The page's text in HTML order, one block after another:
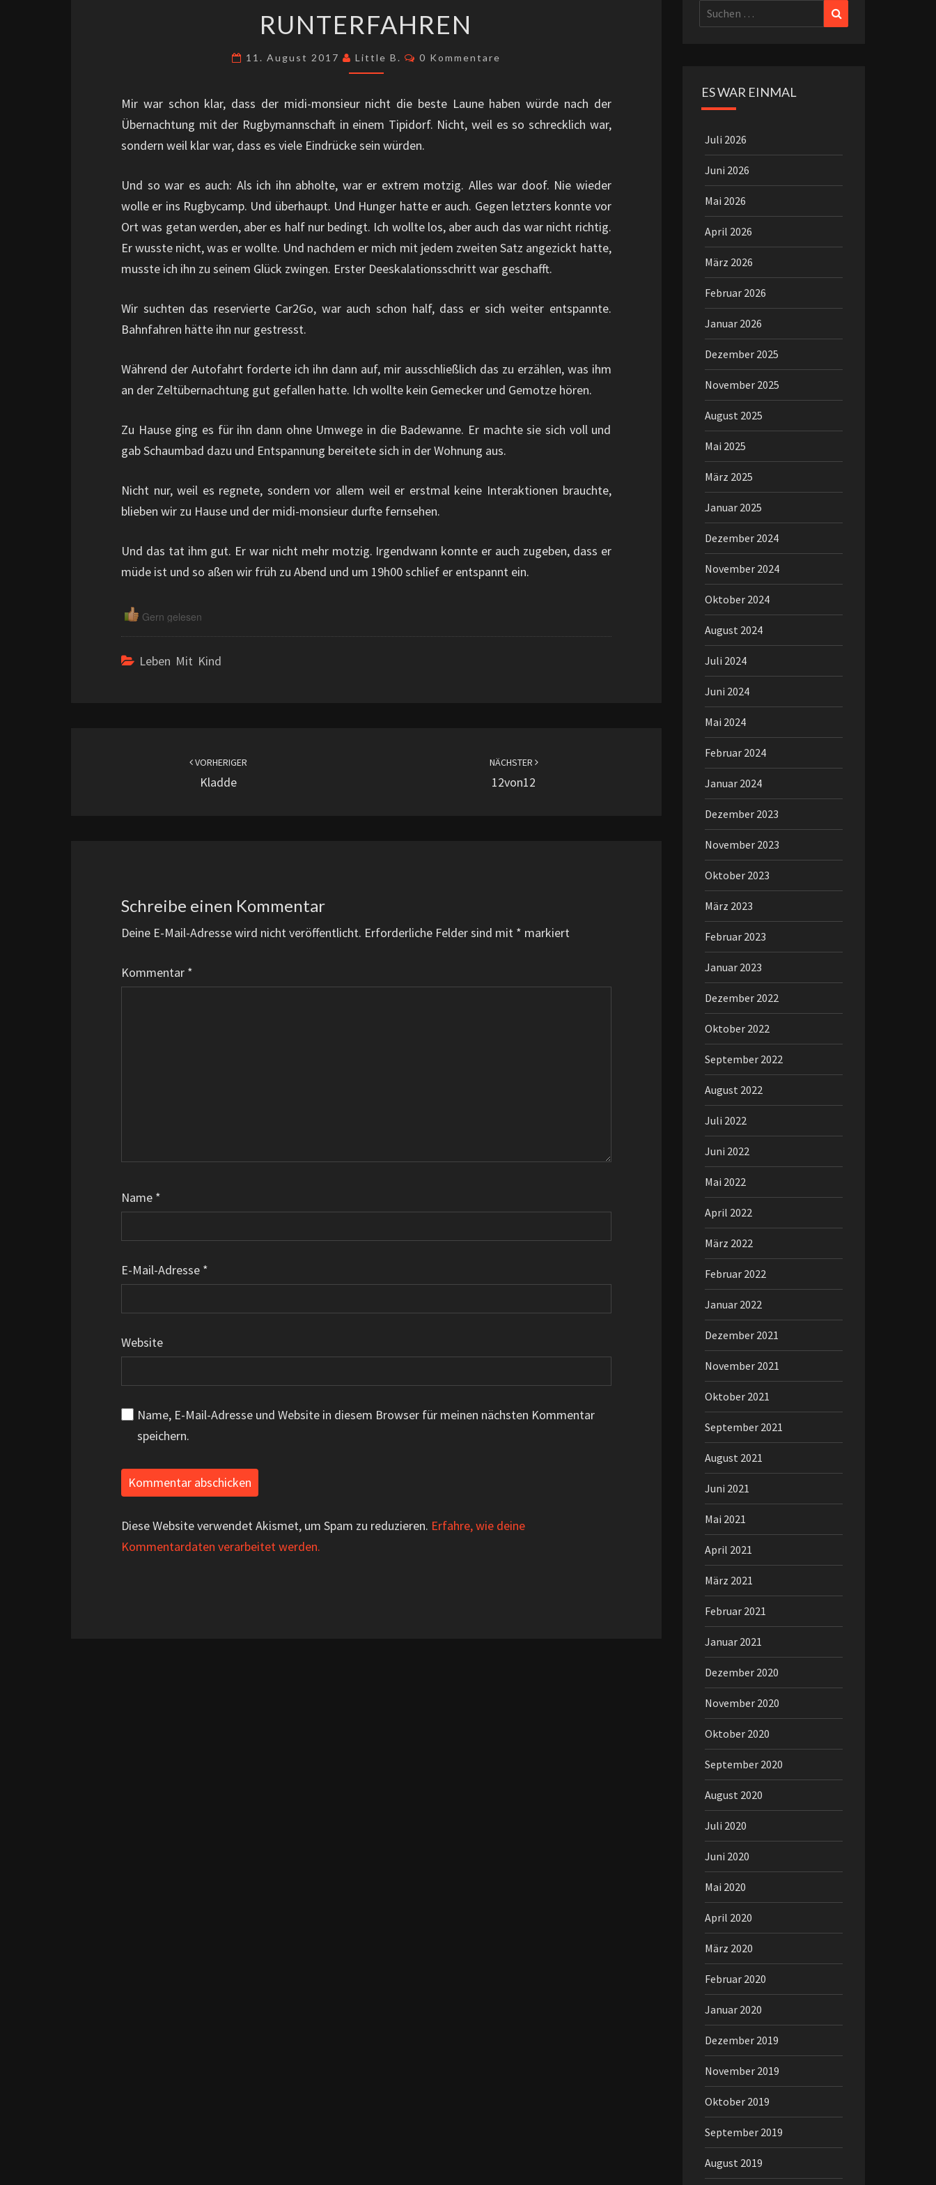
RUNTERFAHREN
11. August 2017 Little B. Kommentare
0 Kommentare
Mir war schon klar, dass der midi-monsieur nicht die beste Laune haben würde nach der
Übernachtung mit der Rugbymannschaft in einem Tipidorf. Nicht, weil es so schrecklich war,
sondern weil klar war, dass es viele Eindrücke sein würden.
Und so war es auch: Als ich ihn abholte, war er extrem motzig. Alles war doof. Nie wieder
wolle er ins Rugbycamp. Und überhaupt. Und Hunger hatte er auch. Gegen letzters konnte vor
Ort was getan werden, aber es half nur bedingt. Ich wollte los, aber auch das war nicht richtig.
Er wusste nicht, was er wollte. Und nachdem er mich mit jedem zweiten Satz angezickt hatte,
musste ich ihn zu seinem Glück zwingen. Erster Deeskalationsschritt war geschafft.
Wir suchten das reservierte Car2Go, war auch schon half, dass er sich weiter entspannte.
Bahnfahren hätte ihn nur gestresst.
Während der Autofahrt forderte ich ihn dann auf, mir ausschließlich das zu erzählen, was ihm
an der Zeltübernachtung gut gefallen hatte. Ich wollte kein Gemecker und Gemotze hören.
Zu Hause ging es für ihn dann ohne Umwege in die Badewanne. Er machte sie sich voll und
gab Schaumbad dazu und Entspannung bereitete sich in der Wohnung aus.
Nicht nur, weil es regnete, sondern vor allem weil er erstmal keine Interaktionen brauchte,
blieben wir zu Hause und der midi-monsieur durfte fernsehen.
Und das tat ihm gut. Er war nicht mehr motzig. Irgendwann konnte er auch zugeben, dass er
müde ist und so aßen wir früh zu Abend und um 19h00 schlief er entspannt ein.
Gern gelesen
Leben Mit Kind
VORHERIGER
Kladde
NÄCHSTER
12von12
Schreibe einen Kommentar
Deine E-Mail-Adresse wird nicht veröffentlicht. Erforderliche Felder sind mit * markiert
Kommentar *
Name *
E-Mail-Adresse *
Website
Name, E-Mail-Adresse und Website in diesem Browser für meinen nächsten Kommentar
speichern.
Diese Website verwendet Akismet, um Spam zu reduzieren. Erfahre, wie deine
Kommentardaten verarbeitet werden.
Suchen
nach:
ES WAR EINMAL
Juli 2026
Juni 2026
Mai 2026
April 2026
März 2026
Februar 2026
Januar 2026
Dezember 2025
November 2025
August 2025
Mai 2025
März 2025
Januar 2025
Dezember 2024
November 2024
Oktober 2024
August 2024
Juli 2024
Juni 2024
Mai 2024
Februar 2024
Januar 2024
Dezember 2023
November 2023
Oktober 2023
März 2023
Februar 2023
Januar 2023
Dezember 2022
Oktober 2022
September 2022
August 2022
Juli 2022
Juni 2022
Mai 2022
April 2022
März 2022
Februar 2022
Januar 2022
Dezember 2021
November 2021
Oktober 2021
September 2021
August 2021
Juni 2021
Mai 2021
April 2021
März 2021
Februar 2021
Januar 2021
Dezember 2020
November 2020
Oktober 2020
September 2020
August 2020
Juli 2020
Juni 2020
Mai 2020
April 2020
März 2020
Februar 2020
Januar 2020
Dezember 2019
November 2019
Oktober 2019
September 2019
August 2019